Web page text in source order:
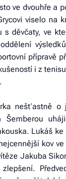
ve dvouhře a
viselo na
s děvčaty, ve
přípravě
i z
nešťastně o
Šemberou
Lukáš
kov
Jakuba